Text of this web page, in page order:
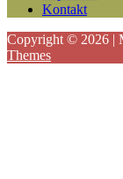
Kontakt
Copyright © 2026 |
Themes